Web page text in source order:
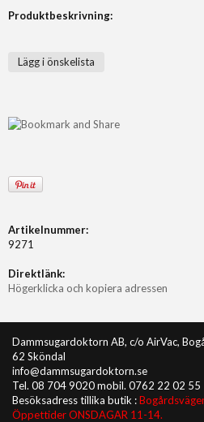
Produktbeskrivning:
Lägg i önskelista
Artikelnummer:
9271
Direktlänk:
Högerklicka och kopiera adressen
Dammsugardoktorn AB, c/o AirVac,
62 Sköndal
info@dammsugardoktorn.se
Tel. 08 704 9020 mobil. 0762 22 02 55
Besöksadress tillika butik :
Öppettider ONSDAGAR 11-14.